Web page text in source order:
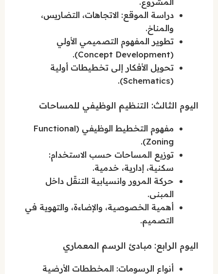
دراسة الموقع: الاتجاهات، التضاريس،
والمناخ.
تطوير المفهوم التصميمي الأولي
(Concept Development).
تحويل الأفكار إلى تخطيطات أولية
(Schematics).
اليوم الثالث: التنظيم الوظيفي للمساحات
مفهوم التخطيط الوظيفي (Functional
Zoning).
توزيع المساحات حسب الاستخدام:
سكنية، إدارية، خدمية.
حركة المرور وانسيابية التنقّل داخل
المبنى.
أهمية الخصوصية، والإضاءة، والتهوية في
التصميم.
اليوم الرابع: مبادئ الرسم المعماري
أنواع الرسومات: المخططات الأرضية